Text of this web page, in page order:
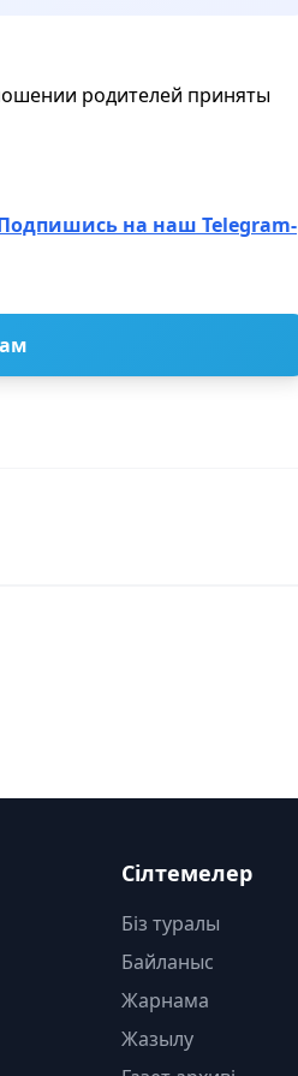
родителей приняты
на наш Telegram-
Сілтемелер
Біз туралы
Байланыс
Жарнама
Жазылу